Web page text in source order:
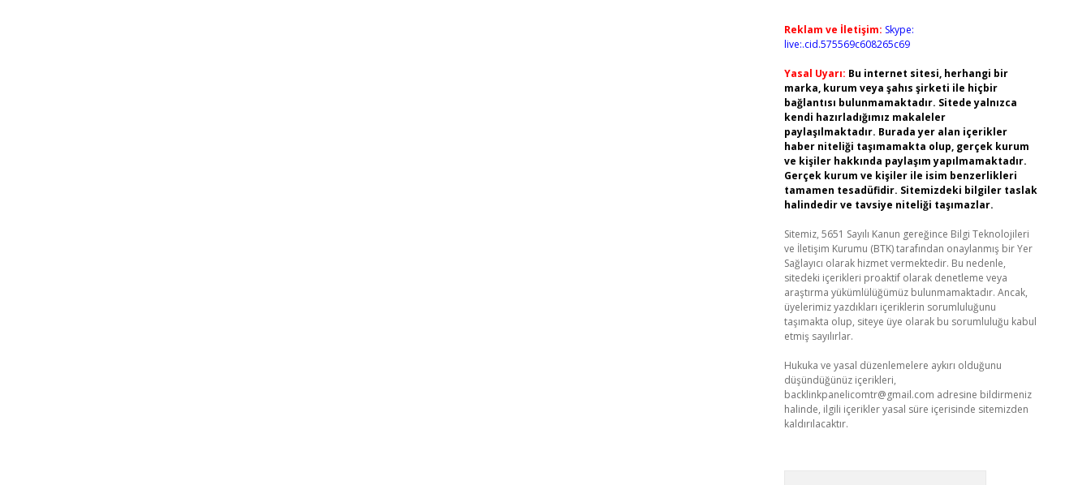
Reklam ve İletişim: Skype:
live:.cid.575569c608265c69
Yasal Uyarı: Bu internet sitesi, herhangi bir
marka, kurum veya şahıs şirketi ile hiçbir
bağlantısı bulunmamaktadır. Sitede yalnızca
kendi hazırladığımız makaleler
paylaşılmaktadır. Burada yer alan içerikler
haber niteliği taşımamakta olup, gerçek kurum
ve kişiler hakkında paylaşım yapılmamaktadır.
Gerçek kurum ve kişiler ile isim benzerlikleri
tamamen tesadüfidir. Sitemizdeki bilgiler taslak
halindedir ve tavsiye niteliği taşımazlar.
Sitemiz, 5651 Sayılı Kanun gereğince Bilgi Teknolojileri
ve İletişim Kurumu (BTK) tarafından onaylanmış bir Yer
Sağlayıcı olarak hizmet vermektedir. Bu nedenle,
sitedeki içerikleri proaktif olarak denetleme veya
araştırma yükümlülüğümüz bulunmamaktadır. Ancak,
üyelerimiz yazdıkları içeriklerin sorumluluğunu
taşımakta olup, siteye üye olarak bu sorumluluğu kabul
etmiş sayılırlar.
Hukuka ve yasal düzenlemelere aykırı olduğunu
düşündüğünüz içerikleri,
backlinkpanelicomtr@gmail.com adresine bildirmeniz
halinde, ilgili içerikler yasal süre içerisinde sitemizden
kaldırılacaktır.